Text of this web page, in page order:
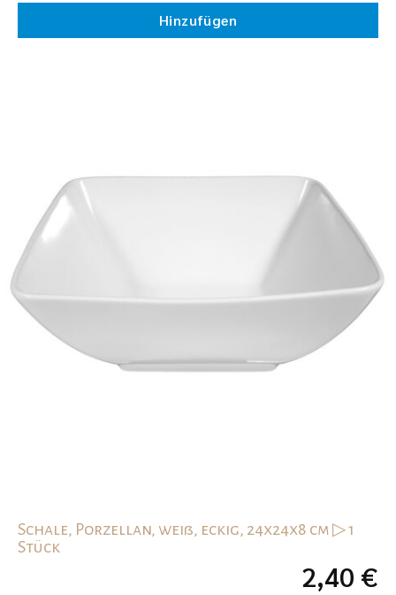
Hinzufügen
Schale, Porzellan, weiß, eckig, 24x24x8 cm ▷ 1
Stück
2,40 €